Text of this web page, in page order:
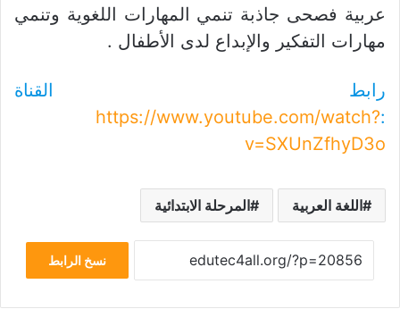
عربية فصحى جاذبة تنمي المهارات اللغوية وتنمي
مهارات التفكير والإبداع لدى الأطفال .
رابط القناة
:
https://www.youtube.com/watch?
v=SXUnZfhyD3o
اللغة العربية المرحلة الابتدائية
نسخ الرابط